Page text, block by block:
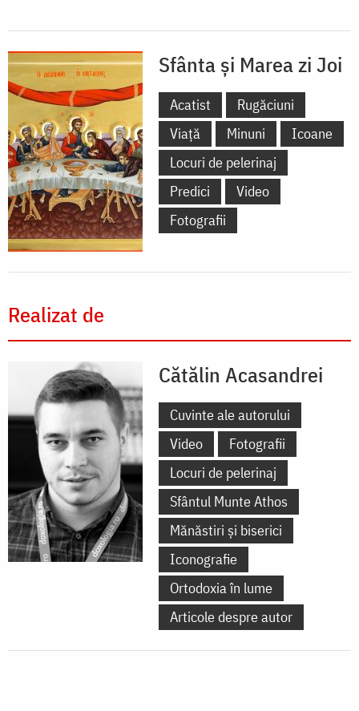
Sfânta și Marea zi Joi
Acatist
Rugăciuni
Viață
Minuni
Icoane
Locuri de pelerinaj
Predici
Video
Fotografii
Realizat de
Cătălin Acasandrei
Cuvinte ale autorului
Video
Fotografii
Locuri de pelerinaj
Sfântul Munte Athos
Mănăstiri și biserici
Iconografie
Ortodoxia în lume
Articole despre autor